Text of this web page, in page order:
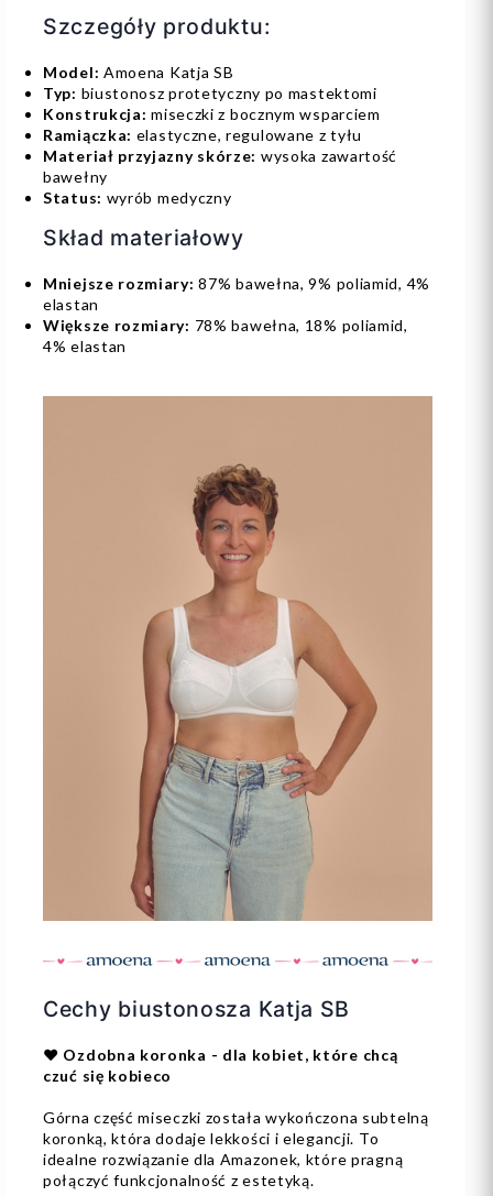
Szczegóły produktu:
Model: Amoena Katja SB
Typ: biustonosz protetyczny po mastektomi
Konstrukcja: miseczki z bocznym wsparciem
Ramiączka: elastyczne, regulowane z tyłu
Materiał przyjazny skórze: wysoka zawartość
bawełny
Status: wyrób medyczny
Skład materiałowy
Mniejsze rozmiary: 87% bawełna, 9% poliamid, 4%
elastan
Większe rozmiary: 78% bawełna, 18% poliamid,
4% elastan
Cechy biustonosza Katja SB
❤️ Ozdobna koronka - dla kobiet, które chcą
czuć się kobieco
Górna część miseczki została wykończona subtelną
koronką, która dodaje lekkości i elegancji. To
idealne rozwiązanie dla Amazonek, które pragną
połączyć funkcjonalność z estetyką.